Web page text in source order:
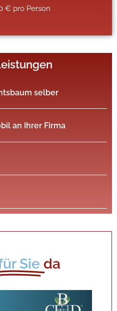
€ pro Person
selber
an Ihrer Firma
Sie da